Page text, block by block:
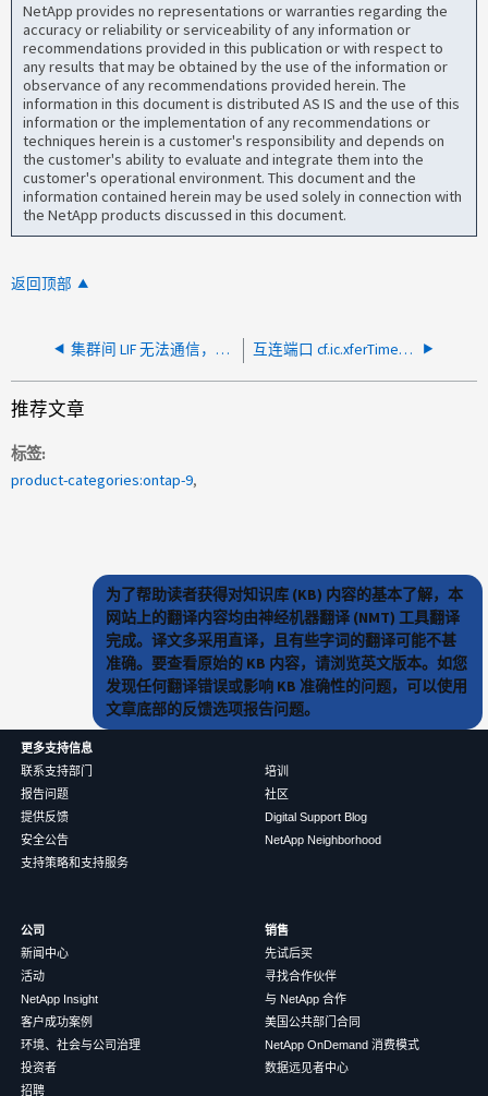
NetApp provides no representations or warranties regarding the
accuracy or reliability or serviceability of any information or
recommendations provided in this publication or with respect to
any results that may be obtained by the use of the information or
observance of any recommendations provided herein. The
information in this document is distributed AS IS and the use of this
information or the implementation of any recommendations or
techniques herein is a customer's responsibility and depends on
the customer's ability to evaluate and integrate them into the
customer's operational environment. This document and the
information contained herein may be used solely in connection with
the NetApp products discussed in this document.
返回顶部
集群间 LIF 无法通信，集群对等方也无法通信 互连端口 cf.ic.xferTimedOut 错误和 CRC 错误增加
推荐文章
标签
product-categories:ontap-9
为了帮助读者获得对知识库 (KB) 内容的基本了解，本
网站上的翻译内容均由神经机器翻译 (NMT) 工具翻译
完成。译文多采用直译，且有些字词的翻译可能不甚
准确。要查看原始的 KB 内容，请浏览英文版本。如您
发现任何翻译错误或影响 KB 准确性的问题，可以使用
文章底部的反馈选项报告问题。
更多支持信息
联系支持部门
报告问题
提供反馈
安全公告
支持策略和支持服务
培训
社区
Digital Support Blog
NetApp Neighborhood
公司
新闻中心
活动
NetApp Insight
客户成功案例
环境、社会与公司治理
投资者
招聘
销售
先试后买
寻找合作伙伴
与 NetApp 合作
美国公共部门合同
NetApp OnDemand 消费模式
数据远见者中心